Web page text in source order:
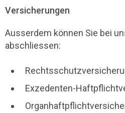
Versicherungen
Ausserdem können Sie bei
abschliessen:
Exzedenten-